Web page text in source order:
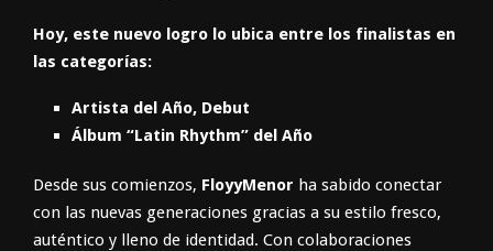
Hoy, este nuevo logro lo ubica entre los finalistas en
las categorías:
Artista del Año, Debut
Álbum “Latin Rhythm” del Año
Desde sus comienzos, FloyyMenor ha sabido conectar
con las nuevas generaciones gracias a su estilo fresco,
auténtico y lleno de identidad. Con colaboraciones